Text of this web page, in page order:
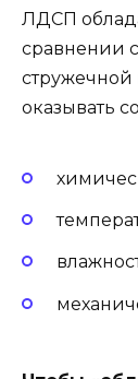
ЛДСП
сравнении
стружечной
оказывать